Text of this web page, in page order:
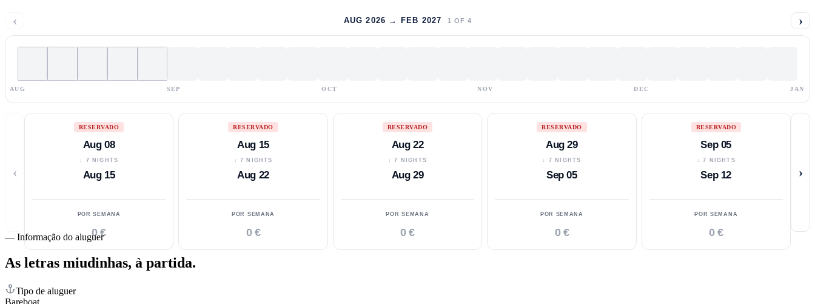
‹ AUG 2026 → FEB 2027 1 OF 4 ›
AUG SEP OCT NOV DEC JAN
‹
RESERVADO
Aug 08
↓ 7 NIGHTS
Aug 15
POR SEMANA
0 €
RESERVADO
Aug 15
↓ 7 NIGHTS
Aug 22
POR SEMANA
0 €
RESERVADO
Aug 22
↓ 7 NIGHTS
Aug 29
POR SEMANA
0 €
RESERVADO
Aug 29
↓ 7 NIGHTS
Sep 05
POR SEMANA
0 €
RESERVADO
Sep 05
↓ 7 NIGHTS
Sep 12
POR SEMANA
0 €
›
— Informação do aluguer
As letras miudinhas, à partida.
Tipo de aluguer
Bareboat